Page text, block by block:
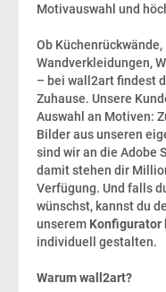
Motivauswahl und
Ob
Wandverkleidungen,
– bei wall2art findest
Zuhause. Unsere
Auswahl an Motiven:
Bilder aus unseren
sind wir an die Adobe
damit stehen dir
Verfügung. Und falls
wünschst, kannst du
unserem Konfigurator
individuell gestalten.
Warum wall2art?